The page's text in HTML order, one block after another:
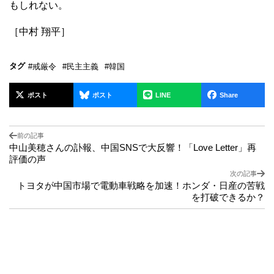
もしれない。
［中村 翔平］
タグ #戒厳令 #民主主義 #韓国
ポスト ポスト LINE Share
前の記事
中山美穂さんの訃報、中国SNSで大反響！「Love Letter」再
評価の声
次の記事
トヨタが中国市場で電動車戦略を加速！ホンダ・日産の苦戦
を打破できるか？